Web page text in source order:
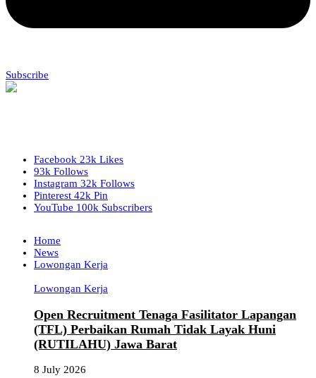
Subscribe
Facebook 23k Likes
93k Follows
Instagram 32k Follows
Pinterest 42k Pin
YouTube 100k Subscribers
Home
News
Lowongan Kerja
Lowongan Kerja
Open Recruitment Tenaga Fasilitator Lapangan
(TFL) Perbaikan Rumah Tidak Layak Huni
(RUTILAHU) Jawa Barat
8 July 2026